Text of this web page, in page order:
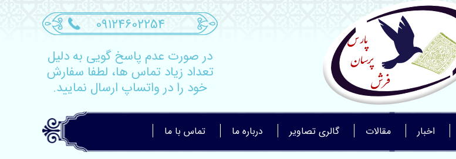
09124602254
در صورت عدم پاسخ گویی به دلیل
تعداد زیاد تماس ها، لطفا سفارش
خود را در واتساپ ارسال نمایید.
اخبار مقالات گالری تصاویر درباره ما تماس با ما